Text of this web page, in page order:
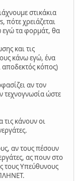
στικάκια
πότε χρειάζεται
εγώ τα φορμάτ, θα
και τις
κάνω εγώ, ένα
αποδεκτός κόπος)
αν τον
τεχνογνωσία ώστε
τις κάνουν οι
αν τους πέσουν
ας πουν στο
τους Υπεύθυνους